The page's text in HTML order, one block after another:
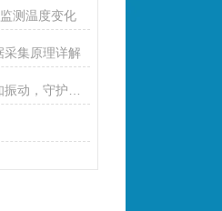
测温度变化
采集原理详解